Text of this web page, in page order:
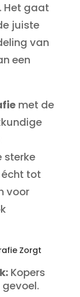
Het gaat
juiste
van
een
met de
sterke
écht tot
voor
Zorgt
Kopers